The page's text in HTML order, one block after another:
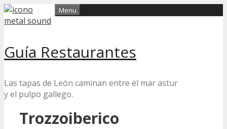
Skip
to
Guía Restaurantes
Las tapas de León caminan entre el mar astur
y el pulpo gallego.
Menu
Trozzoiberico